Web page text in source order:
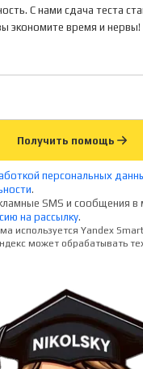
С нами сдача теста
экономите время и нервы!
Получить помощь
персональных
.
SMS и сообщения
на рассылку.
используется Yandex
может обрабатывать